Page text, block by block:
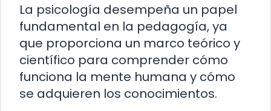
La psicología desempeña un papel
fundamental en la pedagogía, ya
que proporciona un marco teórico y
científico para comprender cómo
funciona la mente humana y cómo
se adquieren los conocimientos.